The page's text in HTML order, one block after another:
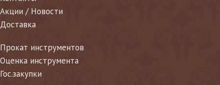
Акции / Новости
Доставка
Прокат инструментов
Оценка инструмента
Гос.закупки